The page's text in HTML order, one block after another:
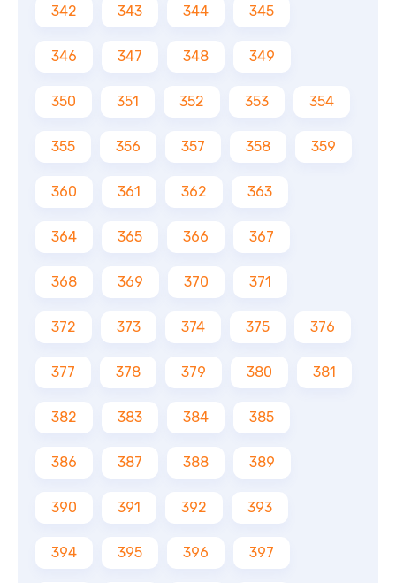
342 343 344 345
346 347 348 349
350 351 352 353 354
355 356 357 358 359
360 361 362 363
364 365 366 367
368 369 370 371
372 373 374 375 376
377 378 379 380 381
382 383 384 385
386 387 388 389
390 391 392 393
394 395 396 397